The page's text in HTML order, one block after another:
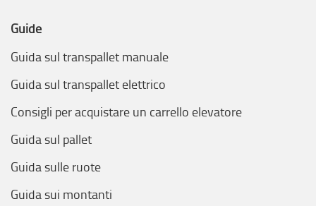
Guide
Guida sul transpallet manuale
Guida sul transpallet elettrico
Consigli per acquistare un carrello elevatore
Guida sul pallet
Guida sulle ruote
Guida sui montanti